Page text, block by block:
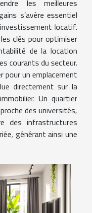
les meilleures
s’avère essentiel
locatif.
clés pour optimiser
de la location
courants du secteur.
pour un emplacement
directement sur la
Un quartier
des universités,
des infrastructures
générant ainsi une